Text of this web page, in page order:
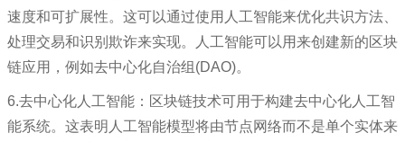
速度和可扩展性。这可以通过使用人工智能来优化共识方法、
处理交易和识别欺诈来实现。人工智能可以用来创建新的区块
链应用，例如去中心化自治组(DAO)。
6.去中心化人工智能：区块链技术可用于构建去中心化人工智
能系统。这表明人工智能模型将由节点网络而不是单个实体来